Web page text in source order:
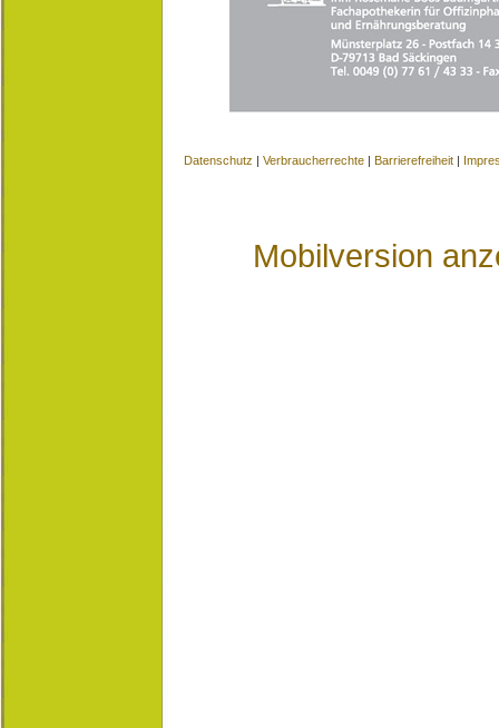
Datenschutz | Verbraucherrechte | Barrierefreiheit |
Mobilversion